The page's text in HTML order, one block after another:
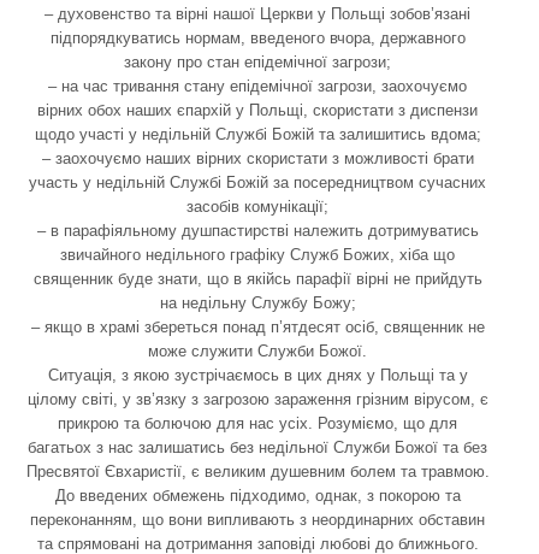
– духовенство та вірні нашої Церкви у Польщі зобов’язані
підпорядкуватись нормам, введеного вчора, державного
закону про стан епідемічної загрози;
– на час тривання стану епідемічної загрози, заохочуємо
вірних обох наших єпархій у Польщі, скористати з диспензи
щодо участі у недільній Службі Божій та залишитись вдома;
– заохочуємо наших вірних скористати з можливості брати
участь у недільній Службі Божій за посередництвом сучасних
засобів комунікації;
– в парафіяльному душпастирстві належить дотримуватись
звичайного недільного графіку Служб Божих, хіба що
священник буде знати, що в якійсь парафії вірні не прийдуть
на недільну Службу Божу;
– якщо в храмі збереться понад п’ятдесят осіб, священник не
може служити Служби Божої.
Ситуація, з якою зустрічаємось в цих днях у Польщі та у
цілому світі, у зв’язку з загрозою зараження грізним вірусом, є
прикрою та болючою для нас усіх. Розуміємо, що для
багатьох з нас залишатись без недільної Служби Божої та без
Пресвятої Євхаристії, є великим душевним болем та травмою.
До введених обмежень підходимо, однак, з покорою та
переконанням, що вони випливають з неординарних обставин
та спрямовані на дотримання заповіді любові до ближнього.